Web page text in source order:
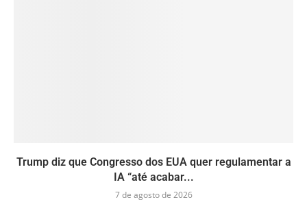
Trump diz que Congresso dos EUA quer regulamentar a
IA “até acabar...
7 de agosto de 2026